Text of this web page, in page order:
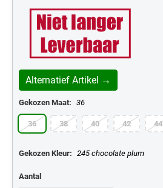
Alternatief Artikel →
Gekozen Maat: 36
36 38 40 42 44
Gekozen Kleur: 245 chocolate plum
Aantal